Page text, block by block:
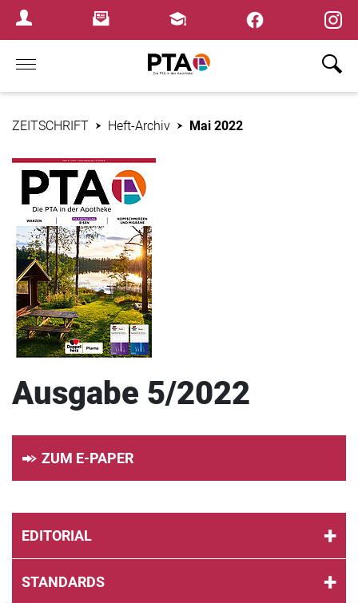
Login MenuNewsletterFortbildungen
Home
ZEITSCHRIFT Heft-Archiv Mai 2022
Ausgabe 5/2022
ZUM E-PAPER
EDITORIAL
STANDARDS
×